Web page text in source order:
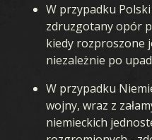
W przypadku
zdruzgotany opór
kiedy rozproszone
niezależnie po
W przypadku
wojny, wraz z
niemieckich